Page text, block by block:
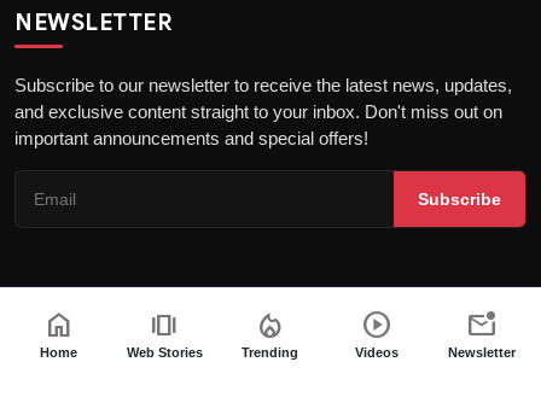
NEWSLETTER
Subscribe to our newsletter to receive the latest news, updates,
and exclusive content straight to your inbox. Don't miss out on
important announcements and special offers!
Subscribe
Copyright © 2026 the khatak - All Rights Reserved
About usPrivacy Policy DMCA Policy
Terms & Conditions
home
Home
amp_stories
Web Stories
local_fire_department
Trending
play_circle
Videos
mark_email_unread
Newsletter